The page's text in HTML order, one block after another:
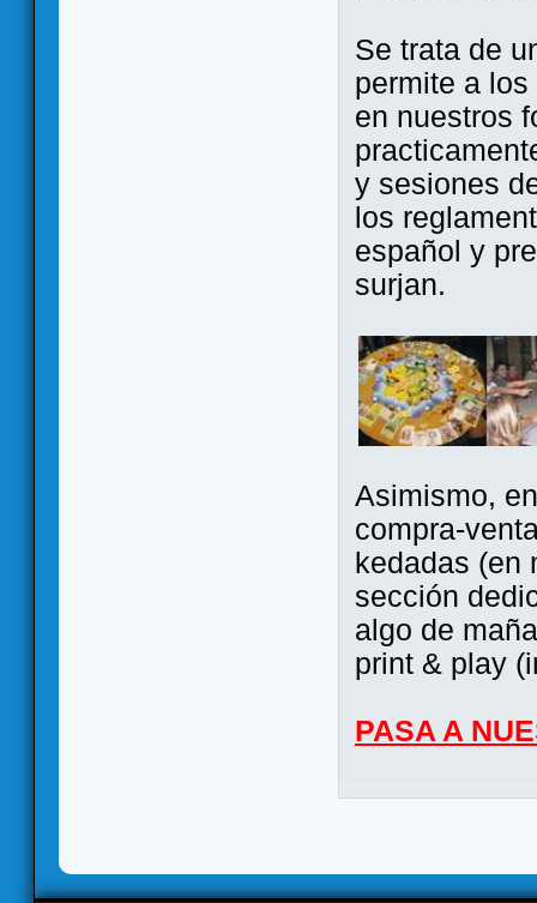
Se trata de
permite a
en nuestros
y sesiones
los
español y
surjan.
Asimismo,
compra-
kedadas (en
sección
algo de
print & play
PASA A